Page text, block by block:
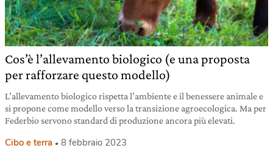
Cos’è l’allevamento biologico (e una proposta
per rafforzare questo modello)
L’allevamento biologico rispetta l’ambiente e il benessere animale e
si propone come modello verso la transizione agroecologica. Ma per
Federbio servono standard di produzione ancora più elevati.
Cibo e terra 8 febbraio 2023